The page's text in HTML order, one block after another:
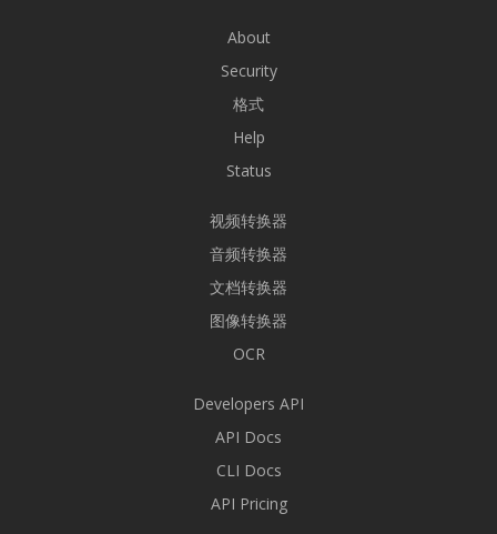
About
Security
格式
Help
Status
视频转换器
音频转换器
文档转换器
图像转换器
OCR
Developers API
API Docs
CLI Docs
API Pricing